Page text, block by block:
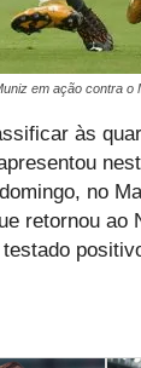
em ação contra o
às
no
retornou ao